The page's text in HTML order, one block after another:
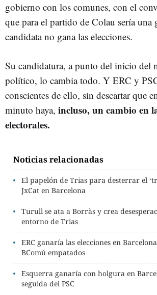
gobierno con los comunes, con el
que para el partido de Colau sería una
candidata no gana las elecciones.
Su candidatura, a punto del inicio del
político, lo cambia todo. Y ERC y
conscientes de ello, sin descartar que
minuto haya, incluso, un cambio en
electorales.
Noticias relacionadas
El papelón de Trias para desterrar el
JxCat en Barcelona
Turull se ata a Borràs y crea
entorno de Trias
ERC ganaría las elecciones en
BComú empatados
Esquerra ganaría con holgura en
seguida del PSC